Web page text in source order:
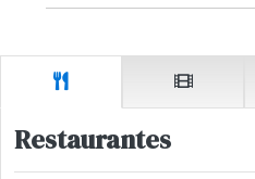
Restaurantes